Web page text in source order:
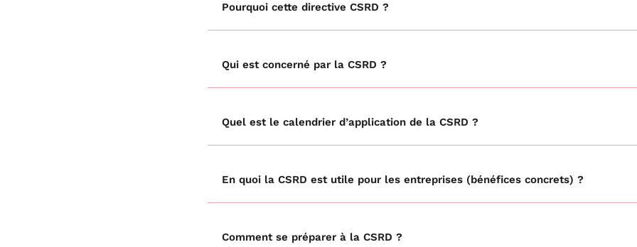
Pourquoi cette directive CSRD ?
Qui est concerné par la CSRD ?
Quel est le calendrier d’application de la CSRD ?
En quoi la CSRD est utile pour les entreprises (bénéfices concrets) ?
Comment se préparer à la CSRD ?